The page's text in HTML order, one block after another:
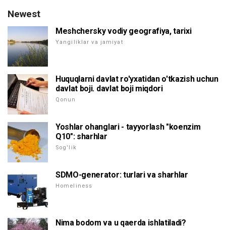
Newest
Meshchersky vodiy geografiya, tarixi
Yangiliklar va jamiyat
Huquqlarni davlat ro'yxatidan o'tkazish uchun
davlat boji. davlat boji miqdori
Qonun
Yoshlar ohanglari - tayyorlash "koenzim
Q10": sharhlar
Sog'lik
SDMO-generator: turlari va sharhlar
Homeliness
Nima bodom va u qaerda ishlatiladi?